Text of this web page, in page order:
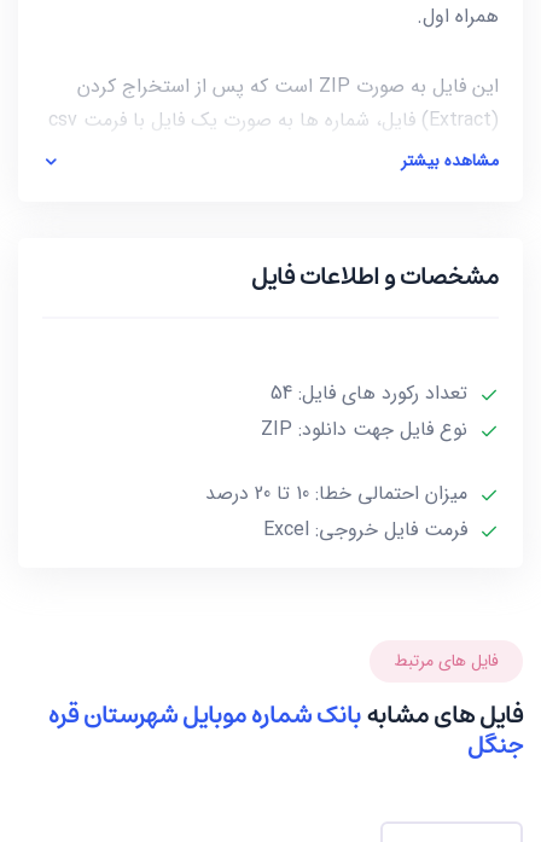
همراه اول.
این فایل به صورت ZIP است که پس از استخراج کردن
(Extract) فایل، شماره ها به صورت یک فایل با فرمت csv
و حجم این فایل کمتر از 1KB است.
حداکثر 20 درصد خطا داشته باشند.***
مشاهده بیشتر
مشخصات و اطلاعات فایل
تعداد رکورد های فایل: 54
نوع فایل جهت دانلود: ZIP
میزان احتمالی خطا: 10 تا 20 درصد
فرمت فایل خروجی: Excel
فایل های مرتبط
فایل های مشابهبانک شماره موبایل شهرستان قره
جنگل